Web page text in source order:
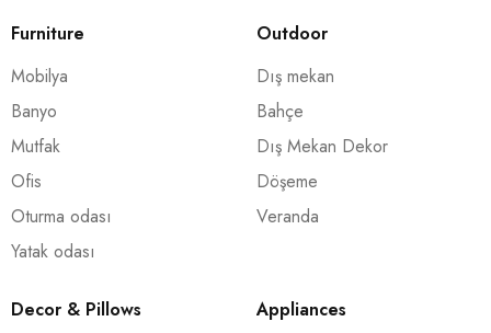
Furniture
Mobilya
Banyo
Mutfak
Ofis
Oturma odası
Yatak odası
Outdoor
Dış mekan
Bahçe
Dış Mekan Dekor
Döşeme
Veranda
Decor & Pillows
Appliances